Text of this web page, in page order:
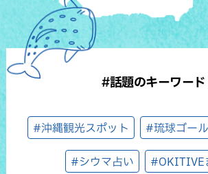
#話題のキーワード
#沖縄観光スポット #琉球ゴー
#シウマ占い #OKITIVE